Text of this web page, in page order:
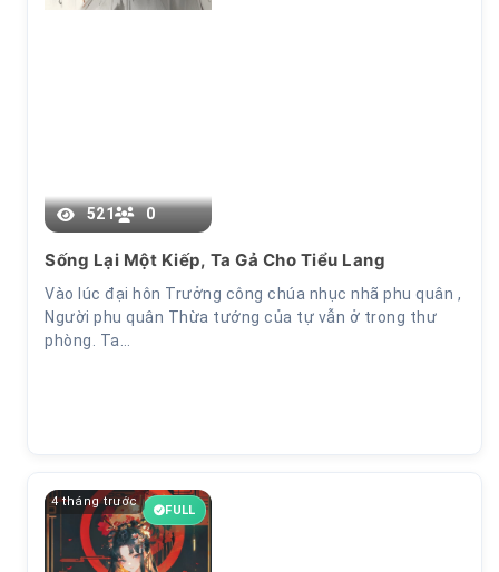
521 0
Sống Lại Một Kiếp, Ta Gả Cho Tiểu Lang
Vào lúc đại hôn Trưởng công chúa nhục nhã phu quân ,
Người phu quân Thừa tướng của tự vẫn ở trong thư
phòng. Ta…
4 tháng trước
FULL